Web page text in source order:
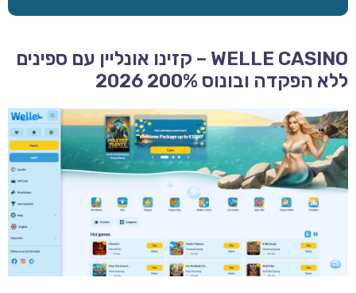
WELLE CASINO – קזינו אונליין עם ספינים
ללא הפקדה ובונוס 200% 2026